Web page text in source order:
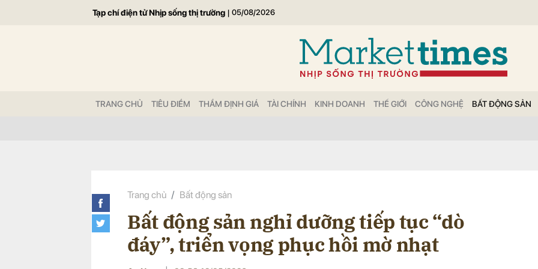
Tạp chí điện tử Nhịp sống thị trường | 05/08/2026
TRANG CHỦ TIÊU ĐIỂM THẨM ĐỊNH GIÁ TÀI CHÍNH KINH DOANH THẾ GIỚI CÔNG NGHỆ BẤT ĐỘNG SẢN
Trang chủ Bất động sản
Bất động sản nghỉ dưỡng tiếp tục “dò
đáy”, triển vọng phục hồi mờ nhạt
Gửi bình luận